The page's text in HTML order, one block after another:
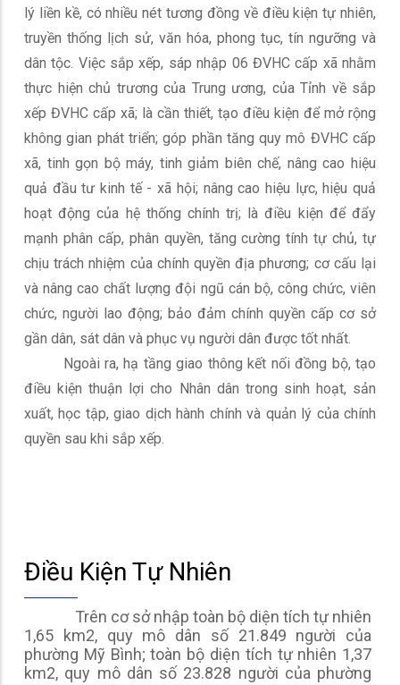
lý liền kề, có nhiều nét tương đồng về điều kiện tự nhiên,
truyền thống lịch sử, văn hóa, phong tục, tín ngưỡng và
dân tộc. Việc sắp xếp, sáp nhập 06 ĐVHC cấp xã nhằm
thực hiện chủ trương của Trung ương, của Tỉnh về sắp
xếp ĐVHC cấp xã; là cần thiết, tạo điều kiện để mở rộng
không gian phát triển; góp phần tăng quy mô ĐVHC cấp
xã, tinh gọn bộ máy, tinh giảm biên chế, nâng cao hiệu
quả đầu tư kinh tế - xã hội; nâng cao hiệu lực, hiệu quả
hoạt động của hệ thống chính trị; là điều kiện để đẩy
mạnh phân cấp, phân quyền, tăng cường tính tự chủ, tự
chịu trách nhiệm của chính quyền địa phương; cơ cấu lại
và nâng cao chất lượng đội ngũ cán bộ, công chức, viên
chức, người lao động; bảo đảm chính quyền cấp cơ sở
gần dân, sát dân và phục vụ người dân được tốt nhất.
Ngoài ra, hạ tầng giao thông kết nối đồng bộ, tạo
điều kiện thuận lợi cho Nhân dân trong sinh hoạt, sản
xuất, học tập, giao dịch hành chính và quản lý của chính
quyền sau khi sắp xếp.
Điều Kiện Tự Nhiên
Trên cơ sở nhập toàn bộ diện tích tự nhiên
1,65 km2, quy mô dân số 21.849 người của
phường Mỹ Bình; toàn bộ diện tích tự nhiên 1,37
km2, quy mô dân số 23.828 người của phường